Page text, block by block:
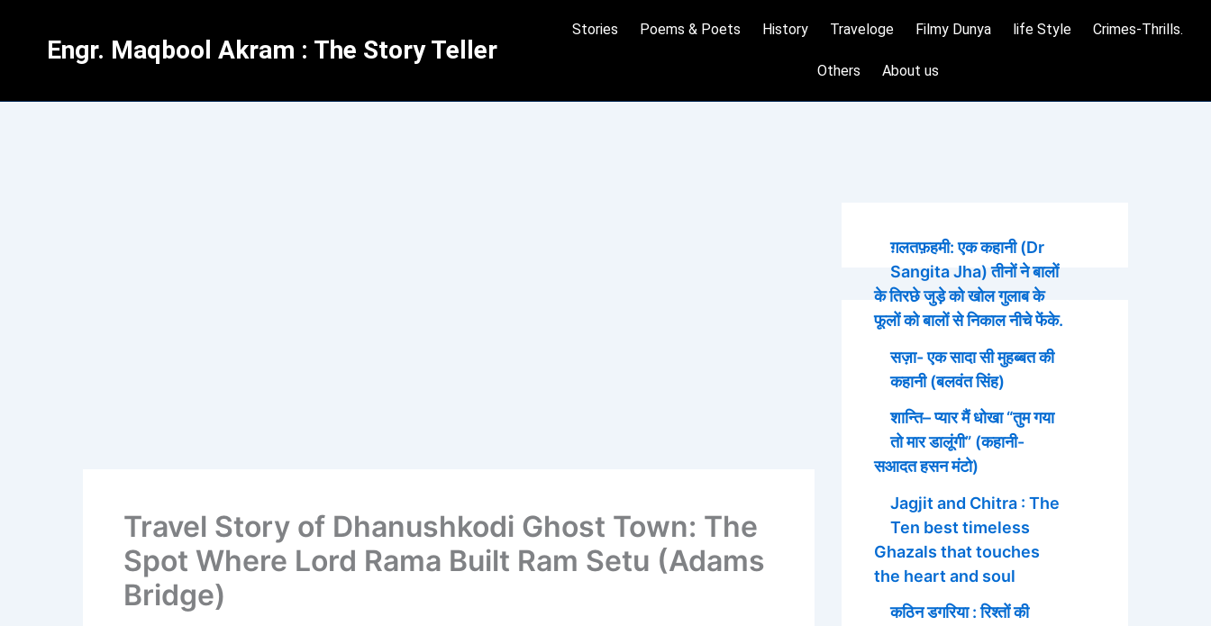
contentEngr. Maqbool Akram : The Story Teller
Stories Poems & Poets History Traveloge Filmy Dunya life Style Crimes-Thrills.
Others About us
Travel Story of Dhanushkodi Ghost Town: The
Spot Where Lord Rama Built Ram Setu (Adams
Bridge)
ग़लतफ़हमी: एक कहानी (Dr
Sangita Jha) तीनों ने बालों
के तिरछे जुड़े को खोल गुलाब के
फूलों को बालों से निकाल नीचे फेंके.
सज़ा- एक सादा सी मुहब्बत की
कहानी (बलवंत सिंह)
शान्ति– प्यार मैं धोखा “तुम गया
तो मार डालूंगी” (कहानी-
सआदत हसन मंटो)
Jagjit and Chitra : The
Ten best timeless
Ghazals that touches
the heart and soul
कठिन डगरिया : रिश्तों की